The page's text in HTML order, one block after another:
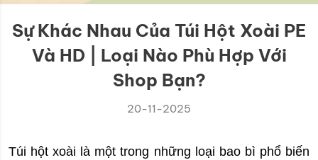
Sự Khác Nhau Của Túi Hột Xoài PE
Và HD | Loại Nào Phù Hợp Với
Shop Bạn?
20-11-2025
Túi hột xoài là một trong những loại bao bì phổ biến